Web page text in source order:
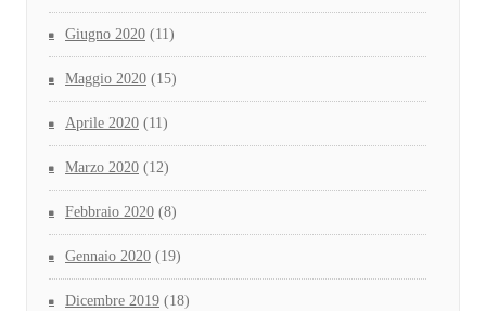
Giugno 2020 (11)
Maggio 2020 (15)
Aprile 2020 (11)
Marzo 2020 (12)
Febbraio 2020 (8)
Gennaio 2020 (19)
Dicembre 2019 (18)